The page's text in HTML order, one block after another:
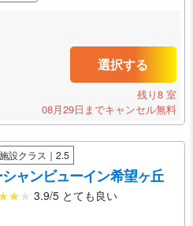
選択する
残り8 室
08月29日までキャンセル無料
設クラス｜2.5
ャンビューイン希望ヶ丘
3.9/5 とても良い